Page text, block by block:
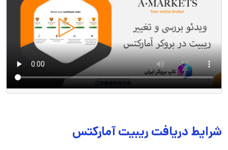
شرایط دریافت ریبیت آمارکتس